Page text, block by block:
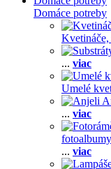
Domáce potreby
... viac
Umelé
... viac
fotoalbumy
... viac